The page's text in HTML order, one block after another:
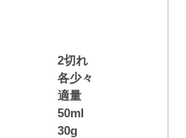
2切れ
各少々
適量
50ml
30g